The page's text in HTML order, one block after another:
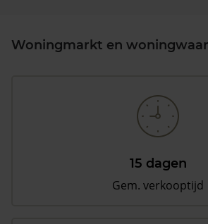
Woningmarkt en
15 dagen
Gem. verkooptijd